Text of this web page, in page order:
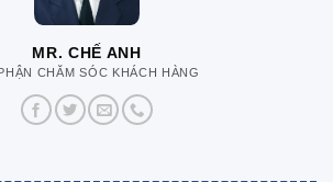
MR. CHẾ ANH
CHĂM SÓC KHÁCH HÀNG